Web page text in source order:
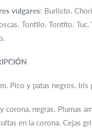
vulgares: Burlisto.
Tontilo. Tontito. Tuc.
Pico y patas negros. Iris
corona, negras. Plumas
en la corona. Cejas